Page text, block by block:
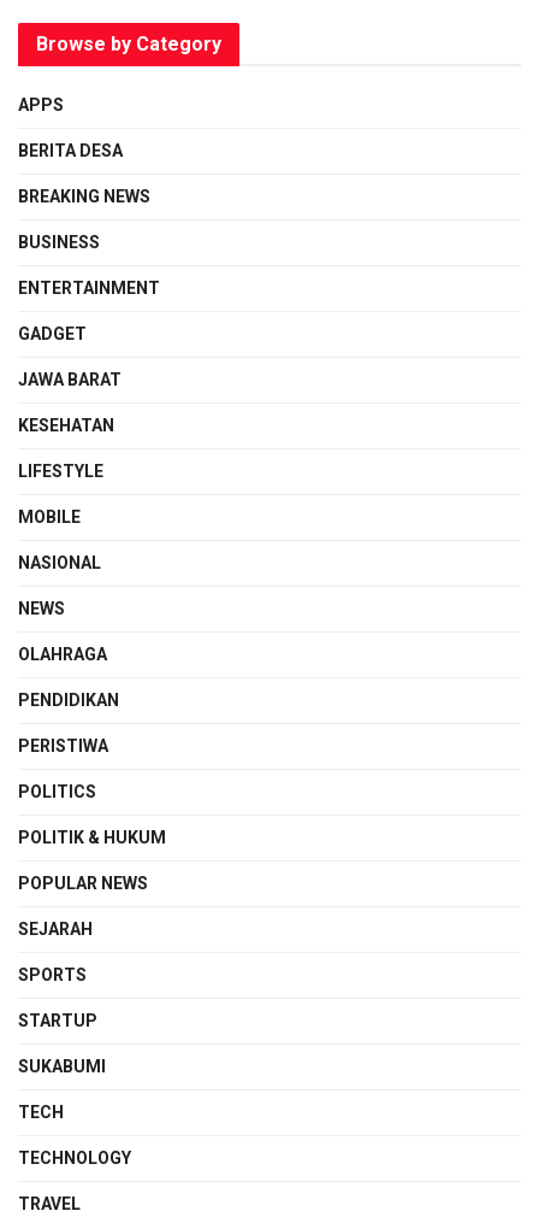
Browse by Category
APPS
BERITA DESA
BREAKING NEWS
BUSINESS
ENTERTAINMENT
GADGET
JAWA BARAT
KESEHATAN
LIFESTYLE
MOBILE
NASIONAL
NEWS
OLAHRAGA
PENDIDIKAN
PERISTIWA
POLITICS
POLITIK & HUKUM
POPULAR NEWS
SEJARAH
SPORTS
STARTUP
SUKABUMI
TECH
TECHNOLOGY
TRAVEL